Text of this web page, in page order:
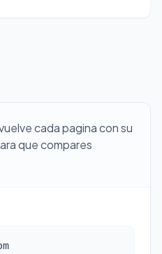
cada pagina con su
que compares